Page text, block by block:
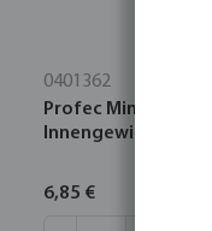
0401362
Profec Mini-
Innengewinde x
6,85 €